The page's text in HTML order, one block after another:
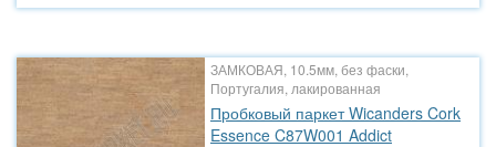
ЗАМКОВАЯ, 10.5мм, без фаски,
Португалия, лакированная
Пробковый паркет Wicanders Cork
Essence C87W001 Addict